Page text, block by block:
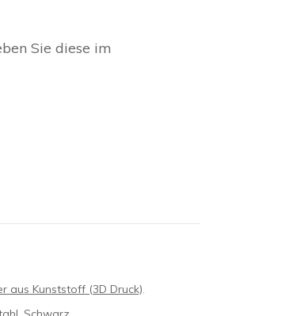
Sie diese im
aus Kunststoff (3D Druck),